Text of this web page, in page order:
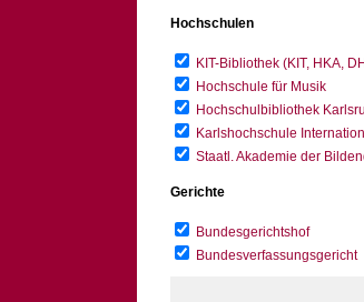
Hochschulen
KIT-Bibliothek (KIT, HKA,
Hochschule für Musik
Hochschulbibliothek
Karlshochschule
Staatl. Akademie der
Gerichte
Bundesgerichtshof
Bundesverfassungsgericht